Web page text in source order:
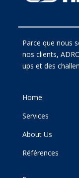
Parce que nous
nos clients,
ups et des
Home
Services
About Us
Références